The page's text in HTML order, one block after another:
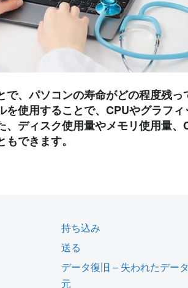
、パソコンの寿命がどの程度残
使用することで、CPUやグラフ
ディスク使用量やメモリ使用量
できます。
持ち込み
送る
データ復旧 – 失われたデー
元